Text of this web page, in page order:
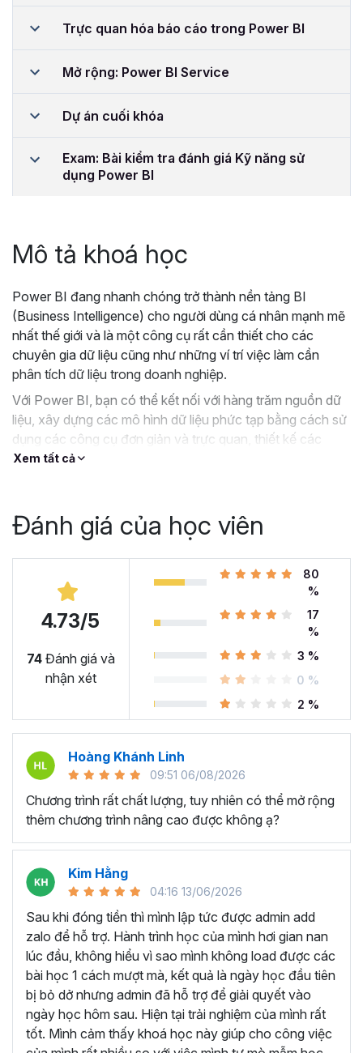
Trực quan hóa báo cáo trong Power BI
Mở rộng: Power BI Service
Dự án cuối khóa
Exam: Bài kiểm tra đánh giá Kỹ năng sử
dụng Power BI
Mô tả khoá học
Power BI đang nhanh chóng trở thành nền tảng BI
(Business Intelligence) cho người dùng cá nhân mạnh mẽ
nhất thế giới và là một công cụ rất cần thiết cho các
chuyên gia dữ liệu cũng như những ví trí việc làm cần
phân tích dữ liệu trong doanh nghiệp.
Với Power BI, bạn có thể kết nối với hàng trăm nguồn dữ
liệu, xây dựng các mô hình dữ liệu phức tạp bằng cách sử
dụng các công cụ đơn giản và trực quan, thiết kế các
Dashboard tương tác tuyệt đẹp và tất cả đều miễn phí.
Tuyệt đỉnh Power BI - Thành thạo trực quan hóa và
Phân tích dữ liệu
của Gitiho.com sẽ là một giải pháp
tuyệt vời dành cho bạn.
Tại sao bạn nên chọn khóa
học PBIG01 - Tuyệt đỉnh
Power BI tại Gitiho?
Trong khóa học Power BI này, bạn sẽ làm việc giống như
phân tích dữ liệu
kinh doanh cho
Adventure Works Cycles (một công ty sản xuất toàn
cầu). Nhiệm vụ của bạn là thiết kế và cung cấp các con
số kinh doanh một cách trực quan, chuyên nghiệp trên
Nếu bạn chưa có kiến thức gì về Power BI thì cũng đừng
cả về cách sử dụng các chức năng, công cụ trên Power
BI Desktop, giải thích rõ ràng và các mẹo hữu ích trong
từng bước thực hiện.
Cuối mỗi chương học đều có các bài thực hành để bạn có
thể vận dụng được các kiến thức đã học lý thuyết, tương
tự như các phần nhỏ của dự án, giống như cách bạn sẽ
làm việc trong công việc ngoài thực tế.
Sau khóa học này bạn có
thể?
Xem tất cả
Đánh giá của học viên
4.73/5
74Đánh giá và
nhận xét
80
%
17
%
3 %
0 %
2 %
Hoàng Khánh Linh
09:51 06/08/2026
Chương trình rất chất lượng, tuy nhiên có thể mở rộng
thêm chương trình nâng cao được không ạ?
Kim Hằng
04:16 13/06/2026
Sau khi đóng tiền thì mình lập tức được admin add
zalo để hỗ trợ. Hành trình học của mình hơi gian nan
lúc đầu, không hiểu vì sao mình không load được các
bài học 1 cách mượt mà, kết quả là ngày học đầu tiên
bị bỏ dở nhưng admin đã hỗ trợ để giải quyết vào
ngày học hôm sau. Hiện tại trải nghiệm của mình rất
tốt. Mình cảm thấy khoá học này giúp cho công việc